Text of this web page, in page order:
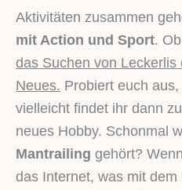
Aktivitäten zusammen
mit Action und Sport.
das Suchen von Leckerlis
Neues. Probiert euch
vielleicht findet ihr dann
neues Hobby. Schonmal
Mantrailing gehört?
das Internet, was mit dem